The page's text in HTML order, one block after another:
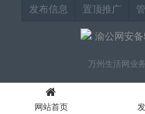
发布信息 置顶推广
渝公网安
万州生活网业
网站首页